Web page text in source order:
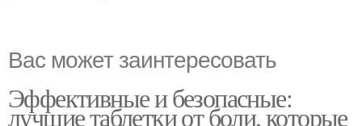
Вас может заинтересовать
Эффективные и безопасные:
лучшие таблетки от боли, которые